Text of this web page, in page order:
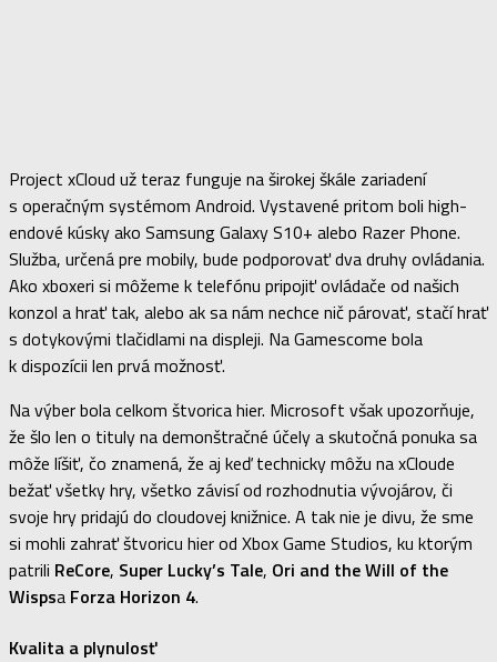
Project xCloud už teraz funguje na širokej škále zariadení
s operačným systémom Android. Vystavené pritom boli high-
endové kúsky ako Samsung Galaxy S10+ alebo Razer Phone.
Služba, určená pre mobily, bude podporovať dva druhy ovládania.
Ako xboxeri si môžeme k telefónu pripojiť ovládače od našich
konzol a hrať tak, alebo ak sa nám nechce nič párovať, stačí hrať
s dotykovými tlačidlami na displeji. Na Gamescome bola
k dispozícii len prvá možnosť.
Na výber bola celkom štvorica hier. Microsoft však upozorňuje,
že šlo len o tituly na demonštračné účely a skutočná ponuka sa
môže líšiť, čo znamená, že aj keď technicky môžu na xCloude
bežať všetky hry, všetko závisí od rozhodnutia vývojárov, či
svoje hry pridajú do cloudovej knižnice. A tak nie je divu, že sme
si mohli zahrať štvoricu hier od Xbox Game Studios, ku ktorým
patrili ReCore, Super Lucky’s Tale, Ori and the Will of the
Wispsa Forza Horizon 4.
Kvalita a plynulosť